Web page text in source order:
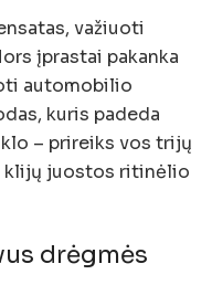
važiuoti
įprastai pakanka
automobilio
kuris padeda
– prireiks vos trijų
klijų juostos ritinėlio
drėgmės